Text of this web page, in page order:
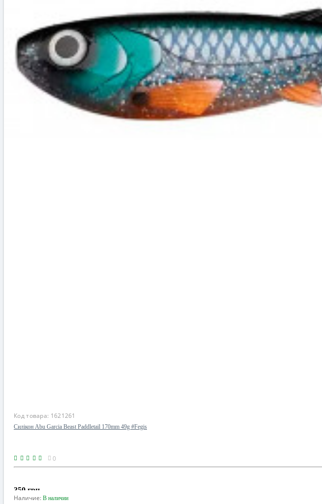
СУМКИ, ЧОХЛИ ДЛЯ КАРПОВИХ КОРАБЛИКІВ
Код товара: 1621261
Силікон Abu Garcia Beast Paddletail 170mm 49g #Fegis
0
350 грн.
Наличие: В наличии